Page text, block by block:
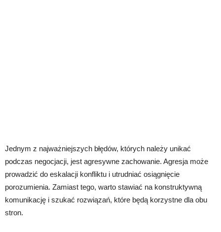
Jednym z najważniejszych błędów, których należy unikać
podczas negocjacji, jest agresywne zachowanie. Agresja może
prowadzić do eskalacji konfliktu i utrudniać osiągnięcie
porozumienia. Zamiast tego, warto stawiać na konstruktywną
komunikację i szukać rozwiązań, które będą korzystne dla obu
stron.